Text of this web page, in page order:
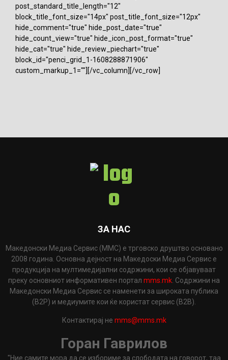
post_standard_title_length="12"
block_title_font_size="14px" post_title_font_size="12px"
hide_comment="true" hide_post_date="true"
hide_count_view="true" hide_icon_post_format="true"
hide_cat="true" hide_review_piechart="true"
block_id="penci_grid_1-1608288871906"
custom_markup_1=""][/vc_column][/vc_row]
ЗА НАС
Македонски Медиа Сервис (ММС) е трговско друштво основано
2008 година. Основна дејност на Македоски Медиа Сервис е
продукција на мултимедијални содржини, кои се објавуваат
преку основниот информативен портал mms.mk . Содржини на
Македонски Медиа Сервис се наменети за широката публика
(B2P) и медиумите кои ќе користат сервис (B2B).
Контактирај не mms@mms.mk
Горан Гаврилов
"Ние самите мора да се избориме за слободата на говорот, таа